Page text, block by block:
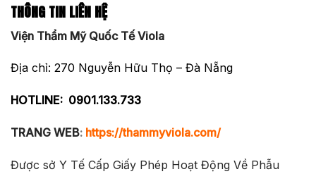
THÔNG TIN LIÊN HỆ
Viện Thẩm Mỹ Quốc Tế Viola
Địa chỉ: 270 Nguyễn Hữu Thọ – Đà Nẵng
HOTLINE: 0901.133.733
TRANG WEB: https://thammyviola.com/
Được sở Y Tế Cấp Giấy Phép Hoạt Động Về Phẫu